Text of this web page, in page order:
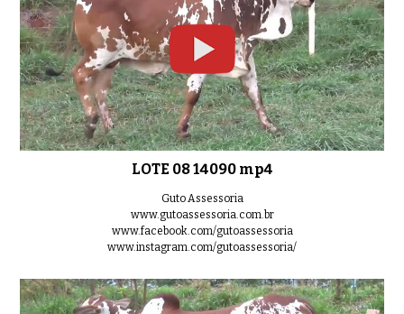
0:38 LOTE 28 14192 mp4
LOTE 29 13646 mp4
0:48 LOTE 30 14189 mp4
LOTE 08 14090 mp4
Guto Assessoria
www.gutoassessoria.com.br
www.facebook.com/gutoassessoria
www.instagram.com/gutoassessoria/